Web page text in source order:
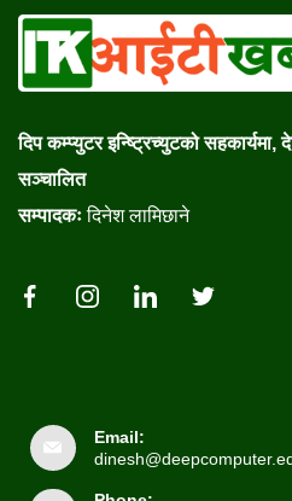
दिप कम्प्युटर इन्ष्ट्रिच्युटको सहकार्यमा,
सञ्चालित
सम्पादकःदिनेश लामिछाने
Email: